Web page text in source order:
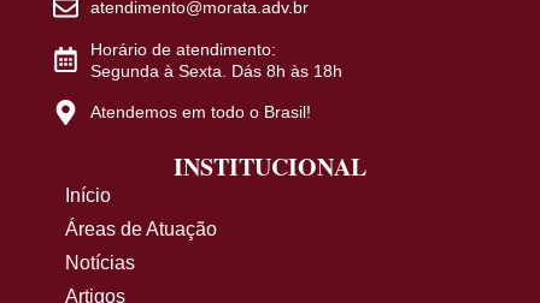
atendimento@morata.adv.br
Horário de atendimento:
Segunda à Sexta. Dás 8h às 18h
Atendemos em todo o Brasil!
INSTITUCIONAL
Início
Áreas de Atuação
Notícias
Artigos